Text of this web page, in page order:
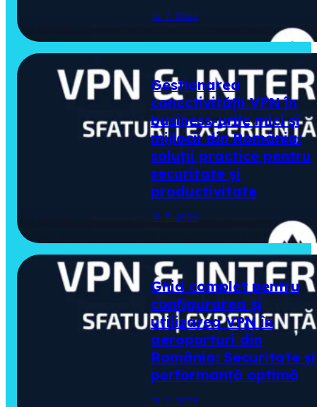
16. 7. 2026
Gestionarea
conectivității VPN în
business-urile mici și
mijlocii din România:
soluții practice pentru
securitate și
productivitate
16. 7. 2026
Ghid complet pentru
configurarea și
utilizarea VPN în
aeroporturi din
România: Securitate și
performanță optimă
15. 7. 2026